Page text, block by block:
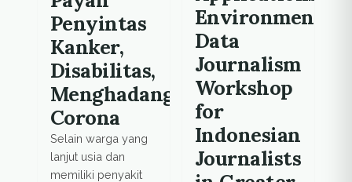
Penyintas
Kanker,
Disabilitas,
Menghadang
Corona
Selain warga yang
lanjut usia dan
memiliki penyakit
Environmental
Data
Journalism
Workshop
for
Indonesian
Journalists